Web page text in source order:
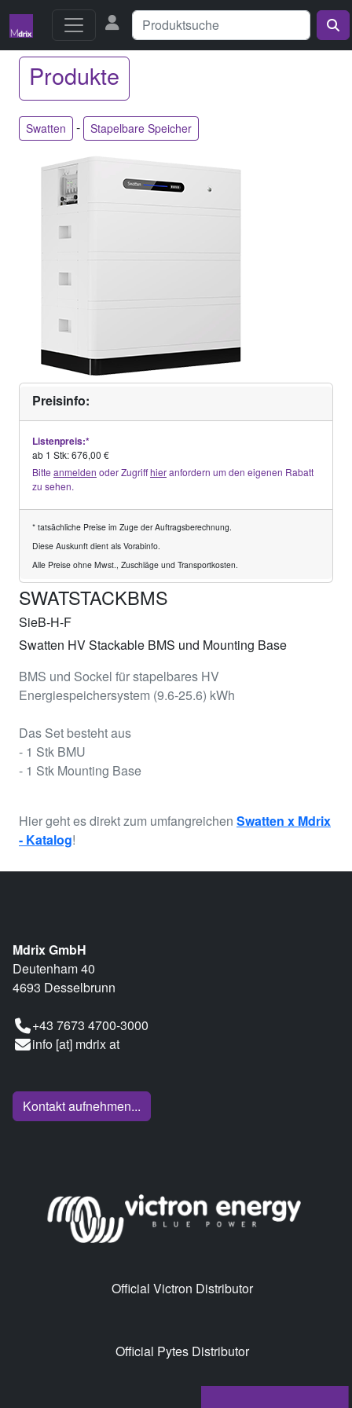
Produkte
Swatten - Stapelbare Speicher
Preisinfo:
Listenpreis:*
ab 1 Stk: 676,00 €
Bitte anmelden oder Zugriffhieranfordern um den eigenen Rabatt
zu sehen.
* tatsächliche Preise im Zuge der Auftragsberechnung.
Diese Auskunft dient als Vorabinfo.
Alle Preise ohne Mwst., Zuschläge und Transportkosten.
SWATSTACKBMS
SieB-H-F
Swatten HV Stackable BMS und Mounting Base
BMS und Sockel für stapelbares HV
Energiespeichersystem (9.6-25.6) kWh
Das Set besteht aus
- 1 Stk BMU
- 1 Stk Mounting Base
Hier geht es direkt zum umfangreichen Swatten x Mdrix
- Katalog!
Mdrix GmbH
Deutenham 40
4693 Desselbrunn
+43 7673 4700-3000
info [at] mdrix at
Kontakt aufnehmen...
Official Victron Distributor